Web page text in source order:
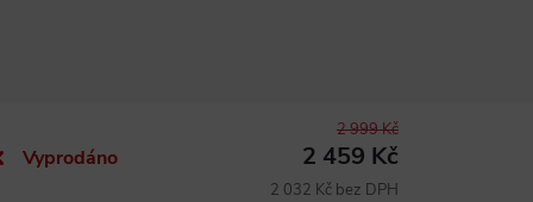
Vyprodáno
2 999 Kč
2 459 Kč
2 032 Kč bez DPH